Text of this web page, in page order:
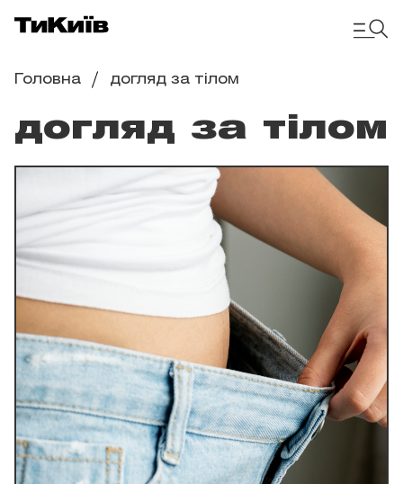
Головна догляд за тілом
догляд за тілом